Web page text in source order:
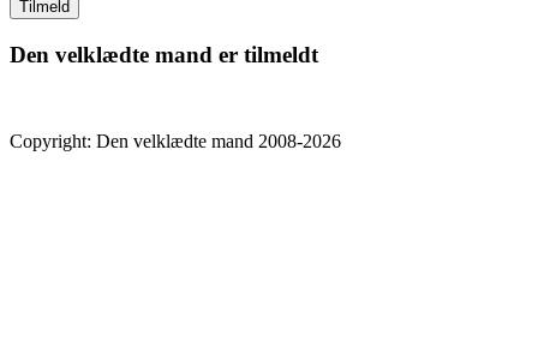
Den velklædte mand er tilmeldt
Copyright: Den velklædte mand 2008-2026